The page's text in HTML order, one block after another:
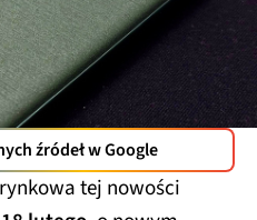
źródeł w Google
tej nowości